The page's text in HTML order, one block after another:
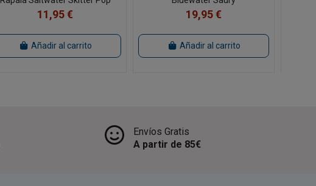
11,95 €
Añadir al carrito
19,95 €
Añadir al carrito
Envíos Gratis
A partir de 85€